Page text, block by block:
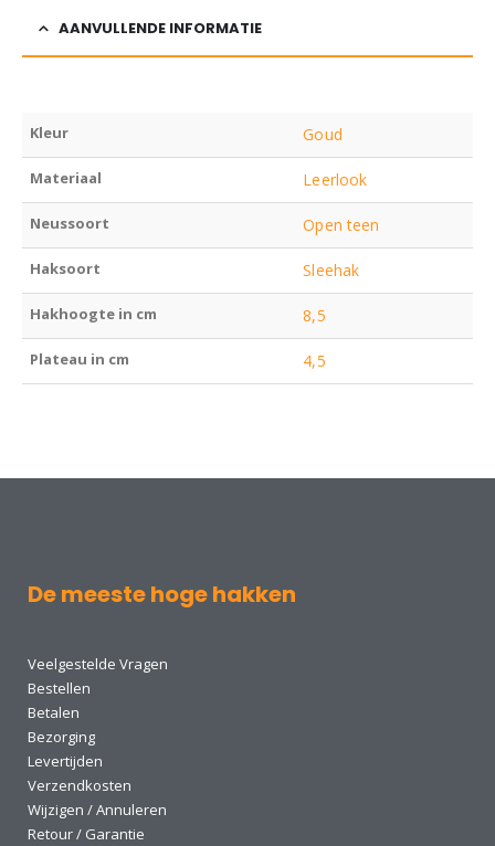
AANVULLENDE INFORMATIE
Kleur Goud
Materiaal Leerlook
Neussoort Open teen
Haksoort Sleehak
Hakhoogte in cm 8,5
Plateau in cm 4,5
De meeste hoge hakken
Veelgestelde Vragen
Bestellen
Betalen
Bezorging
Levertijden
Verzendkosten
Wijzigen / Annuleren
Retour / Garantie